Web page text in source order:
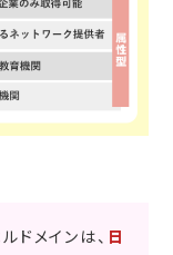
ドメインは、 日